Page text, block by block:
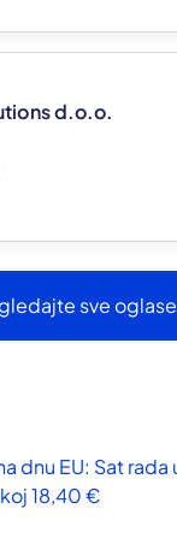
d.o.o.
sve oglase